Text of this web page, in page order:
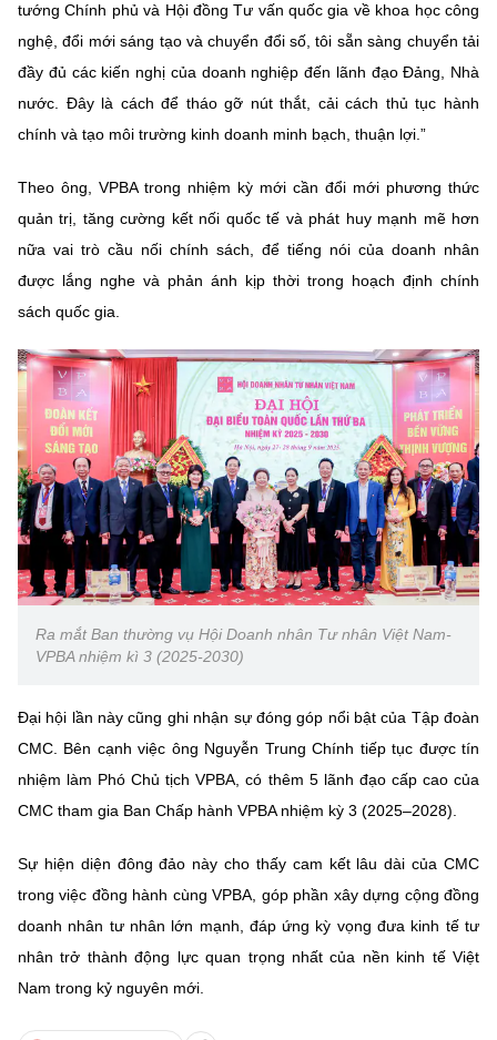
tướng Chính phủ và Hội đồng Tư vấn quốc gia về khoa học công
nghệ, đổi mới sáng tạo và chuyển đổi số, tôi sẵn sàng chuyển tải
đầy đủ các kiến nghị của doanh nghiệp đến lãnh đạo Đảng, Nhà
nước. Đây là cách để tháo gỡ nút thắt, cải cách thủ tục hành
chính và tạo môi trường kinh doanh minh bạch, thuận lợi.”
Theo ông, VPBA trong nhiệm kỳ mới cần đổi mới phương thức
quản trị, tăng cường kết nối quốc tế và phát huy mạnh mẽ hơn
nữa vai trò cầu nối chính sách, để tiếng nói của doanh nhân
được lắng nghe và phản ánh kịp thời trong hoạch định chính
sách quốc gia.
Ra mắt Ban thường vụ Hội Doanh nhân Tư nhân Việt Nam-
VPBA nhiệm kì 3 (2025-2030)
Đại hội lần này cũng ghi nhận sự đóng góp nổi bật của Tập đoàn
CMC. Bên cạnh việc ông Nguyễn Trung Chính tiếp tục được tín
nhiệm làm Phó Chủ tịch VPBA, có thêm 5 lãnh đạo cấp cao của
CMC tham gia Ban Chấp hành VPBA nhiệm kỳ 3 (2025–2028).
Sự hiện diện đông đảo này cho thấy cam kết lâu dài của CMC
trong việc đồng hành cùng VPBA, góp phần xây dựng cộng đồng
doanh nhân tư nhân lớn mạnh, đáp ứng kỳ vọng đưa kinh tế tư
nhân trở thành động lực quan trọng nhất của nền kinh tế Việt
Nam trong kỷ nguyên mới.